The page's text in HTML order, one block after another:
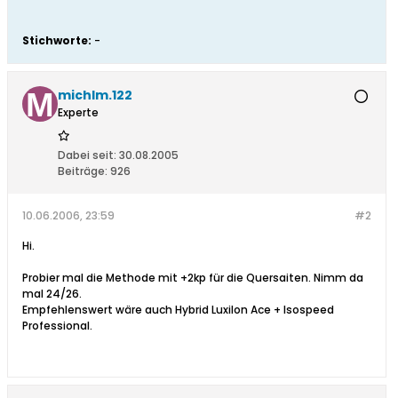
Stichworte: -
michlm.122
Experte
Dabei seit: 30.08.2005
Beiträge: 926
#2
10.06.2006, 23:59
Hi.
Probier mal die Methode mit +2kp für die Quersaiten. Nimm da
mal 24/26.
Empfehlenswert wäre auch Hybrid Luxilon Ace + Isospeed
Professional.